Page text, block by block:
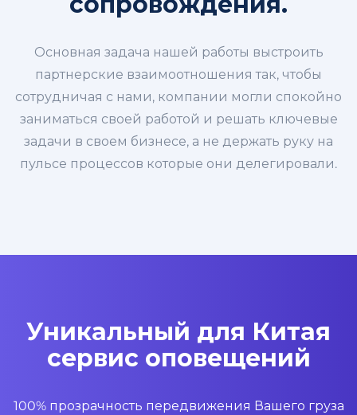
Основная задача нашей работы выстроить
партнерские взаимоотношения так, чтобы
сотрудничая с нами, компании могли спокойно
заниматься своей работой и решать ключевые
задачи в своем бизнесе, а не держать руку на
пульсе процессов которые они делегировали.
Уникальный для Китая
сервис оповещений
100% прозрачность передвижения Вашего груза